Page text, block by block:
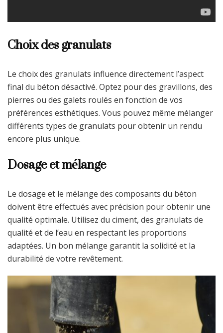
Choix des granulats
Le choix des granulats influence directement l’aspect
final du béton désactivé. Optez pour des gravillons, des
pierres ou des galets roulés en fonction de vos
préférences esthétiques. Vous pouvez même mélanger
différents types de granulats pour obtenir un rendu
encore plus unique.
Dosage et mélange
Le dosage et le mélange des composants du béton
doivent être effectués avec précision pour obtenir une
qualité optimale. Utilisez du ciment, des granulats de
qualité et de l’eau en respectant les proportions
adaptées. Un bon mélange garantit la solidité et la
durabilité de votre revêtement.